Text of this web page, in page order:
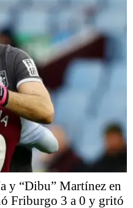
y “Dibu” Martínez en
Friburgo 3 a 0 y gritó